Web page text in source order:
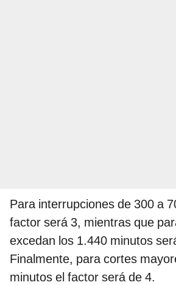
Para interrupciones de 300 a
factor será 3, mientras que
excedan los 1.440 minutos
Finalmente, para cortes
minutos el factor será de 4.